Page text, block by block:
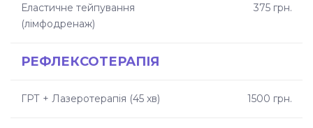
Еластичне тейпування
(лімфодренаж)
375 грн.
РЕФЛЕКСОТЕРАПІЯ
ГРТ + Лазеротерапія (45 хв) 1500 грн.